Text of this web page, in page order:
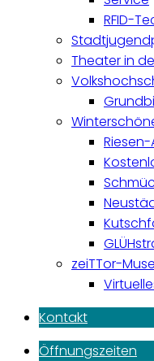
RFID-
Theater in
zeiTTor-
Kontakt
Öffnungszeiten